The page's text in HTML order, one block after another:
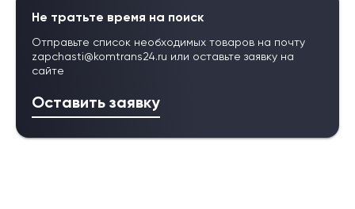
Не тратьте время на поиск
Отправьте список необходимых товаров на почту
zapchasti@komtrans24.ru или оставьте заявку на
сайте
Оставить заявку